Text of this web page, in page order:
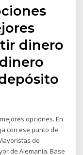
dinero
opciones. En
con ese punto de
de
de Alemania. Base